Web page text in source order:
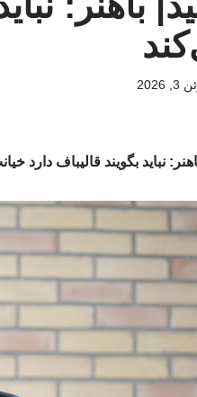
2026
نباید بگویند قالیباف دارد